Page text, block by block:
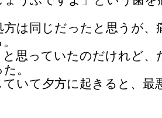
は同じだったと思うが、
思っていたのだけれど、
。
いて夕方に起きると、最